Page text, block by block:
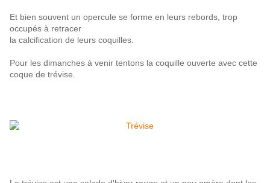
Et bien souvent un opercule se forme en leurs rebords, trop
occupés à retracer
la calcification de leurs coquilles.
Pour les dimanches à venir tentons la coquille ouverte avec cette
coque de trévise.